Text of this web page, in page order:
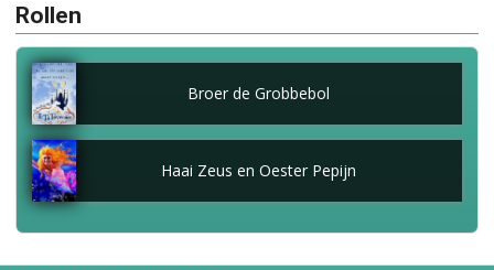
Rollen
Broer de Grobbebol
Haai Zeus en Oester Pepijn